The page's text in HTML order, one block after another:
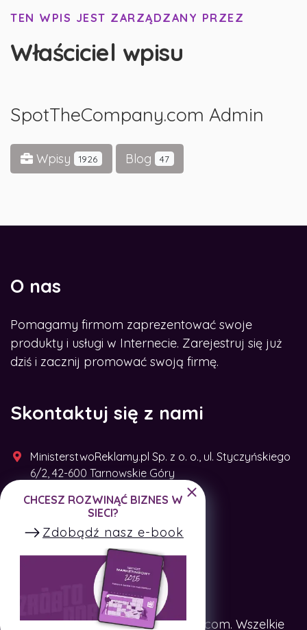
TEN WPIS JEST ZARZĄDZANY PRZEZ
Właściciel wpisu
SpotTheCompany.com Admin
Wpisy 1926 Blog 47
O nas
Pomagamy firmom zaprezentować swoje
produkty i usługi w Internecie. Zarejestruj się już
dziś i zacznij promować swoją firmę.
Skontaktuj się z nami
MinisterstwoReklamy.pl Sp. z o. o., ul. Styczyńskiego
6/2, 42-600 Tarnowskie Góry
+48 791 493 287
Copyright © SpotTheCompany.com. Wszelkie
CHCESZ ROZWINĄĆ BIZNES W
SIECI?
Zdobądź nasz e-book